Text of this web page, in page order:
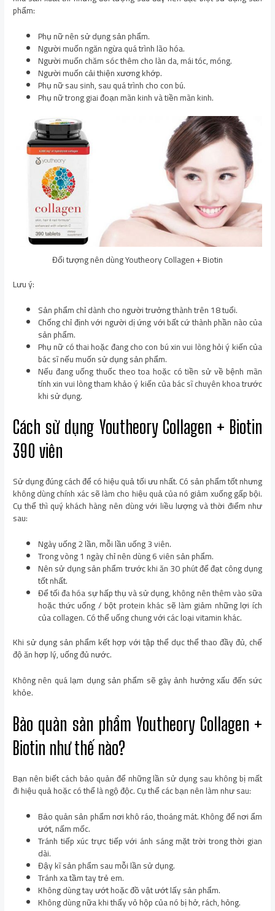
phẩm:
Phụ nữ nên sử dụng sản phẩm.
Người muốn ngăn ngừa quá trình lão hóa.
Người muốn chăm sóc thêm cho làn da, mái tóc, móng.
Người muốn cải thiện xương khớp.
Phụ nữ sau sinh, sau quá trình cho con bú.
Phụ nữ trong giai đoạn mãn kinh và tiền mãn kinh.
Đối tượng nên dùng Youtheory Collagen + Biotin
Lưu ý:
Sản phẩm chỉ dành cho người trưởng thành trên 18 tuổi.
Chống chỉ định với người dị ứng với bất cứ thành phần nào của
sản phẩm.
Phụ nữ có thai hoặc đang cho con bú xin vui lòng hỏi ý kiến của
bác sĩ nếu muốn sử dụng sản phẩm.
Nếu đang uống thuốc theo toa hoặc có tiền sử về bệnh mãn
tính xin vui lòng tham khảo ý kiến của bác sĩ chuyên khoa trước
khi sử dụng.
Cách sử dụng Youtheory Collagen + Biotin
390 viên
Sử dụng đúng cách để có hiệu quả tối ưu nhất. Có sản phẩm tốt nhưng
không dùng chính xác sẽ làm cho hiệu quả của nó giảm xuống gấp bội.
Cụ thể thì quý khách hàng nên dùng với liều lượng và thời điểm như
sau:
Ngày uống 2 lần, mỗi lần uống 3 viên.
Trong vòng 1 ngày chỉ nên dùng 6 viên sản phẩm.
Nên sử dụng sản phẩm trước khi ăn 30 phút để đạt công dụng
tốt nhất.
Để tối đa hóa sự hấp thụ và sử dụng, không nên thêm vào sữa
hoặc thức uống / bột protein khác sẽ làm giảm những lợi ích
của collagen. Có thể uống chung với các loại vitamin khác.
Khi sử dụng sản phẩm kết hợp với tập thể dục thể thao đầy đủ, chế
độ ăn hợp lý, uống đủ nước.
Không nên quá lạm dụng sản phẩm sẽ gây ảnh hưởng xấu đến sức
khỏe.
Bảo quản sản phẩm Youtheory Collagen +
Biotin như thế nào?
Bạn nên biết cách bảo quản để những lần sử dụng sau không bị mất
đi hiệu quả hoặc có thể là ngộ độc. Cụ thể các bạn nên làm như sau:
Bảo quản sản phẩm nơi khô ráo, thoáng mát. Không để nơi ẩm
ướt, nấm mốc.
Tránh tiếp xúc trực tiếp với ánh sáng mặt trời trong thời gian
dài.
Đậy kĩ sản phẩm sau mỗi lần sử dụng.
Tránh xa tầm tay trẻ em.
Không dùng tay ướt hoặc đồ vật ướt lấy sản phẩm.
Không dùng nữa khi thấy vỏ hộp của nó bị hở, rách, hỏng.